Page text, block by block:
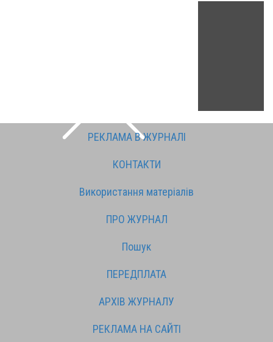
РЕКЛАМА В ЖУРНАЛІ
КОНТАКТИ
Використання матеріалів
ПРО ЖУРНАЛ
Пошук
ПЕРЕДПЛАТА
АРХІВ ЖУРНАЛУ
РЕКЛАМА НА САЙТІ